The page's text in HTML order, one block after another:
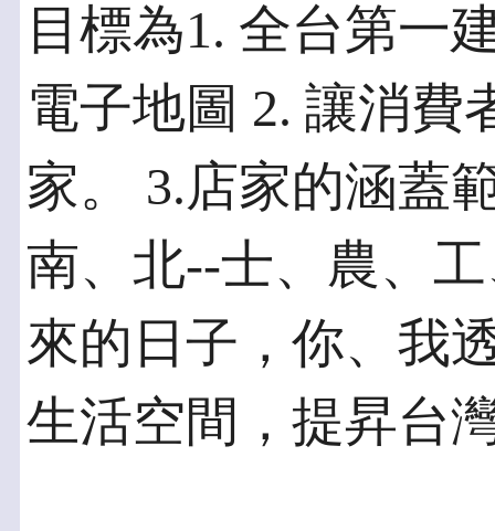
目標為1. 全台第一
電子地圖 2. 讓消費
家。 3.店家的涵蓋
南、北--士、農、
來的日子，你、我
生活空間，提昇台